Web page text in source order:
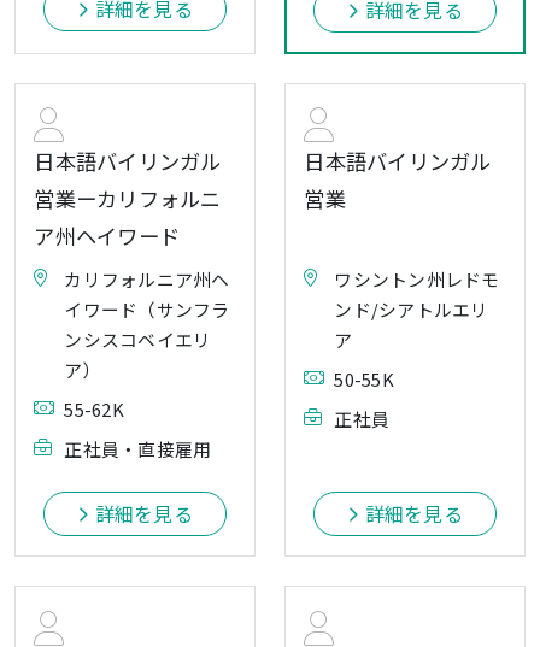
詳細を見る 詳細を見る
日本語バイリンガル
営業ーカリフォルニ
ア州ヘイワード
カリフォルニア州ヘ
イワード（サンフラ
ンシスコベイエリ
ア）
55-62K
正社員・直接雇用
詳細を見る
日本語バイリンガル
営業
ワシントン州レドモ
ンド/シアトルエリ
ア
50-55K
正社員
詳細を見る